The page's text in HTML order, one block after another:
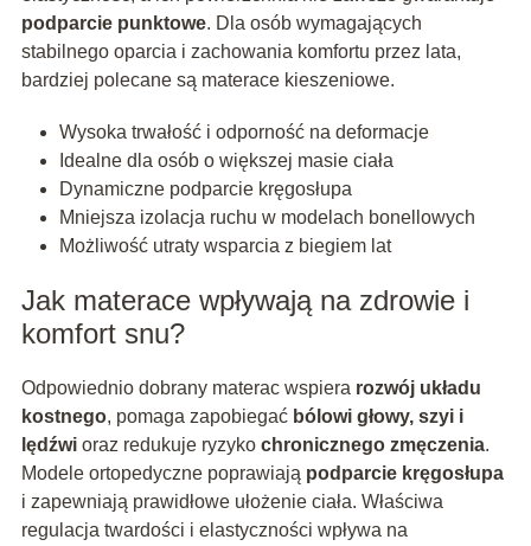
podparcie punktowe. Dla osób wymagających
stabilnego oparcia i zachowania komfortu przez lata,
bardziej polecane są materace kieszeniowe.
Wysoka trwałość i odporność na deformacje
Idealne dla osób o większej masie ciała
Dynamiczne podparcie kręgosłupa
Mniejsza izolacja ruchu w modelach bonellowych
Możliwość utraty wsparcia z biegiem lat
Jak materace wpływają na zdrowie i
komfort snu?
Odpowiednio dobrany materac wspiera rozwój układu
kostnego, pomaga zapobiegać bólowi głowy, szyi i
lędźwioraz redukuje ryzyko chronicznego zmęczenia.
Modele ortopedyczne poprawiają podparcie kręgosłupa
i zapewniają prawidłowe ułożenie ciała. Właściwa
regulacja twardości i elastyczności wpływa na